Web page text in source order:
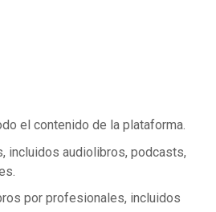
el contenido de la plataforma.
incluidos audiolibros, podcasts,
por profesionales, incluidos